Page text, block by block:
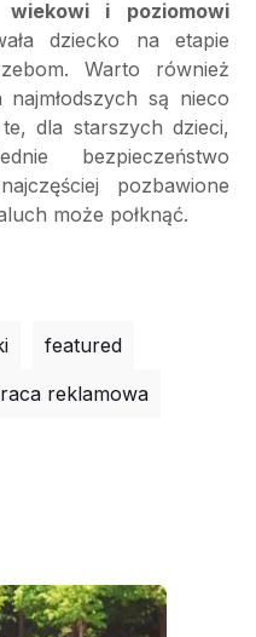
wiekowi i poziomowi
dziecko na etapie
Warto również
są nieco
dla starszych dzieci,
bezpieczeństwo
pozbawione
może połknąć.
featured
reklamowa